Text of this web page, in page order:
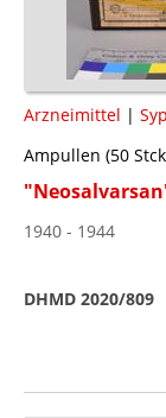
Arzneimittel |
Ampullen (50
1940 - 1944
DHMD 2020/809